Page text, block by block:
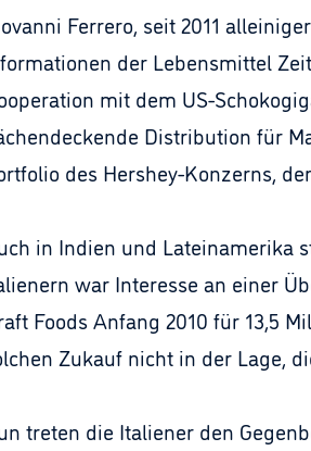
Ferrero, seit 2011
der Lebensmittel
mit dem US-
Distribution für
des Hershey-Konzerns,
in Indien und Lateinamerika
war Interesse an einer
Foods Anfang 2010 für 13,5
Zukauf nicht in der Lage,
treten die Italiener den